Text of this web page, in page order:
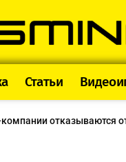
Статьи
отказываются